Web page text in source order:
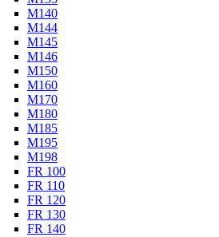
M140
M144
M145
M146
M150
M160
M170
M180
M185
M195
M198
FR 100
FR 110
FR 120
FR 130
FR 140